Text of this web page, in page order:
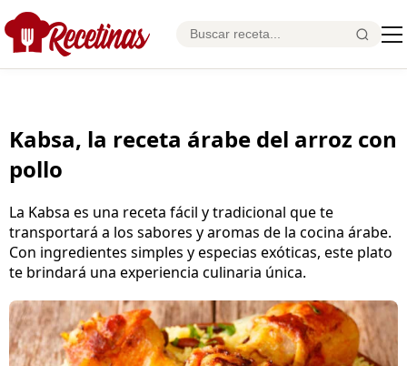
Kabsa, la receta árabe del arroz con
pollo
La Kabsa es una receta fácil y tradicional que te
transportará a los sabores y aromas de la cocina árabe.
Con ingredientes simples y especias exóticas, este plato
te brindará una experiencia culinaria única.